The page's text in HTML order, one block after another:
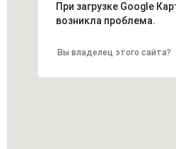
При загрузке Google
возникла проблема.
Вы владелец этого сайта?